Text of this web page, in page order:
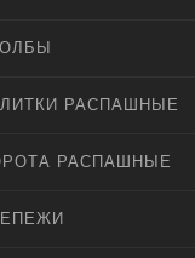
РАСПАШНЫЕ
РАСПАШНЫЕ